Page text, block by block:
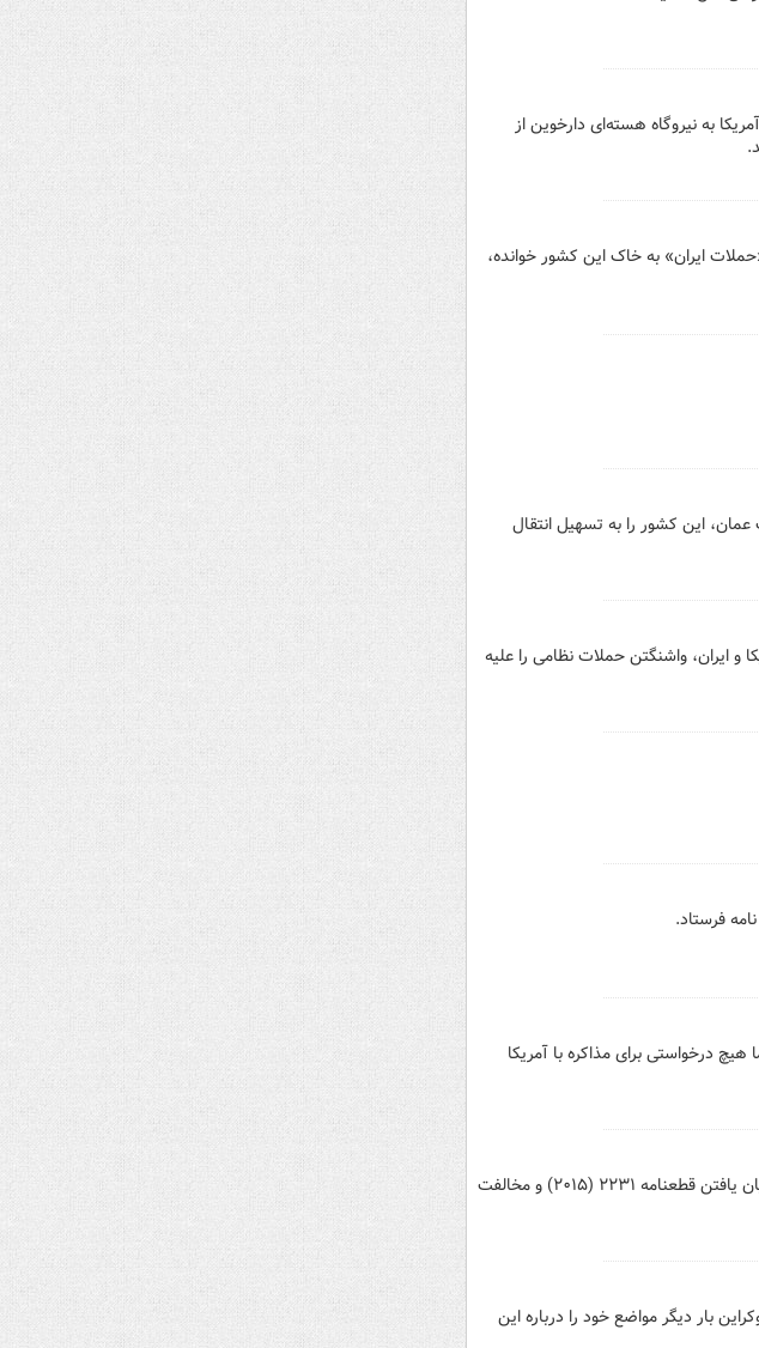
به نیروگاه هسته‌ای دارخوین از
ایران» به خاک این کشور خوانده،
این کشور را به تسهیل انتقال
و ایران، واشنگتن حملات نظامی را علیه
فرستاد.
درخواستی برای مذاکره با آمریکا
شورای امنیت سازمان ملل امروز (جمعه ۱۰ جولای ۲۰۲۶برابر با ۱۹ تیر ۱۴۰۵) برغم پایان یافتن قطعنامه ۲۲۳۱ (۲۰۱۵) و مخالفت
بار دیگر مواضع خود را درباره این